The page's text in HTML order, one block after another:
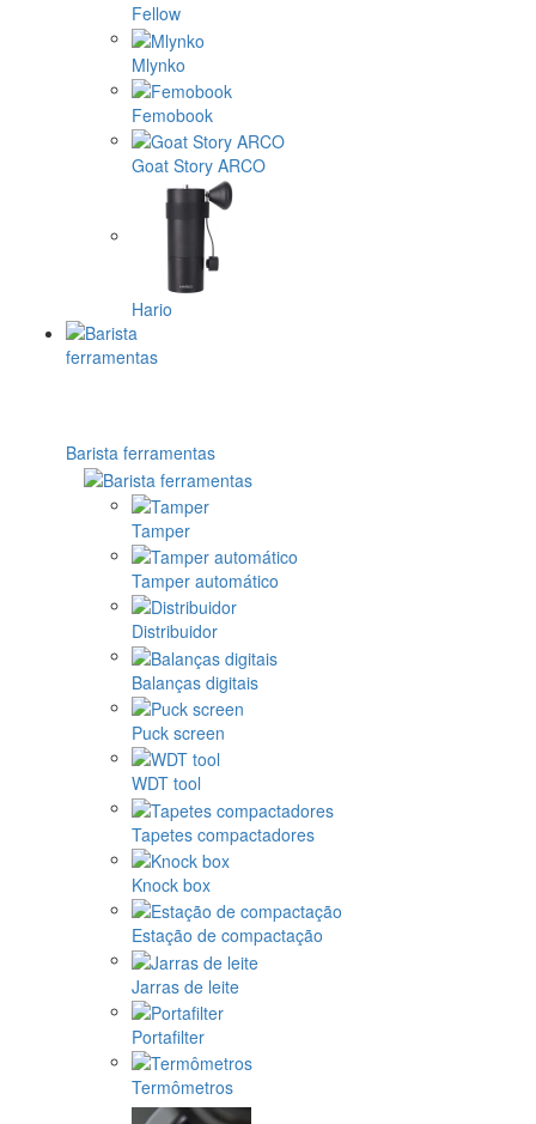
Fellow
Mlynko
Femobook
Goat Story ARCO
Hario
Barista ferramentas
Tamper
Tamper automático
Distribuidor
Balanças digitais
Puck screen
WDT tool
Tapetes compactadores
Knock box
Estação de compactação
Jarras de leite
Portafilter
Termômetros